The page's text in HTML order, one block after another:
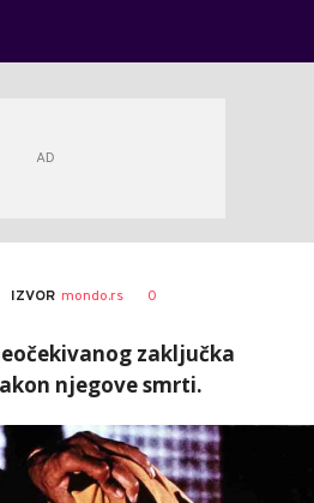
IZVOR mondo.rs 0
zaključka
njegove smrti.